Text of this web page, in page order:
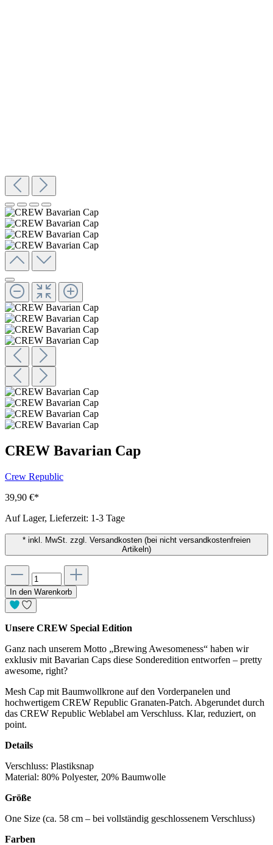
CREW Bavarian Cap
Crew Republic
39,90 €*
Auf Lager, Lieferzeit: 1-3 Tage
* inkl. MwSt. zzgl. Versandkosten (bei nicht versandkostenfreien
Artikeln)
In den Warenkorb
Unsere CREW Special Edition
Ganz nach unserem Motto „Brewing Awesomeness“ haben wir
exklusiv mit Bavarian Caps diese Sonderedition entworfen – pretty
awesome, right?
Mesh Cap mit Baumwollkrone auf den Vorderpanelen und
hochwertigem CREW Republic Granaten-Patch. Abgerundet durch
das CREW Republic Weblabel am Verschluss. Klar, reduziert, on
point.
Details
Verschluss: Plastiksnap
Material: 80% Polyester, 20% Baumwolle
Größe
One Size (ca. 58 cm – bei vollständig geschlossenem Verschluss)
Farben